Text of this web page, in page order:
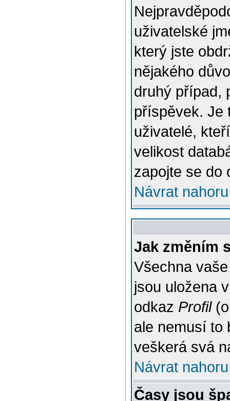
uživatelské
který jste
nějakého
druhý případ,
příspěvek. Je
uživatelé,
velikost
zapojte se do
Návrat nahoru
Jak změním
Všechna
jsou uložena
odkaz Profil
ale nemusí to
veškerá svá
Návrat nahoru
Časy jsou